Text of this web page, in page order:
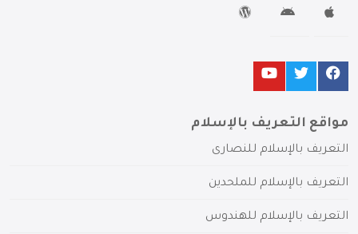
مواقع التعريف بالإسلام
التعريف بالإسلام للنصارى
التعريف بالإسلام للملحدين
التعريف بالإسلام للهندوس